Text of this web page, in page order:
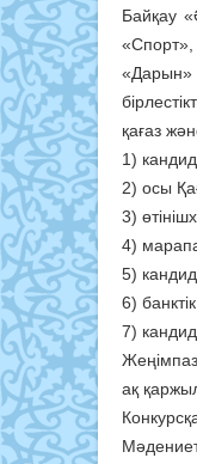
Байқау
«Дарын»
қағаз
1)
2) осы
3)
4)
5)
6)
7)
ақ